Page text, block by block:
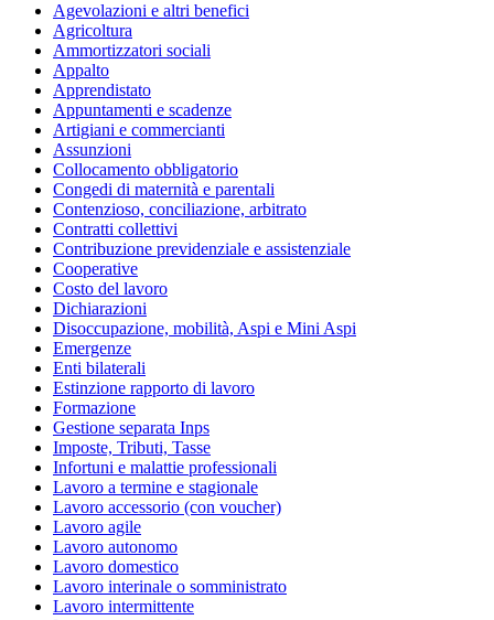
Agevolazioni e altri benefici
Agricoltura
Ammortizzatori sociali
Appalto
Apprendistato
Appuntamenti e scadenze
Artigiani e commercianti
Assunzioni
Collocamento obbligatorio
Congedi di maternità e parentali
Contenzioso, conciliazione, arbitrato
Contratti collettivi
Contribuzione previdenziale e assistenziale
Cooperative
Costo del lavoro
Dichiarazioni
Disoccupazione, mobilità, Aspi e Mini Aspi
Emergenze
Enti bilaterali
Estinzione rapporto di lavoro
Formazione
Gestione separata Inps
Imposte, Tributi, Tasse
Infortuni e malattie professionali
Lavoro a termine e stagionale
Lavoro accessorio (con voucher)
Lavoro agile
Lavoro autonomo
Lavoro domestico
Lavoro interinale o somministrato
Lavoro intermittente